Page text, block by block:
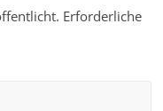
Erforderliche